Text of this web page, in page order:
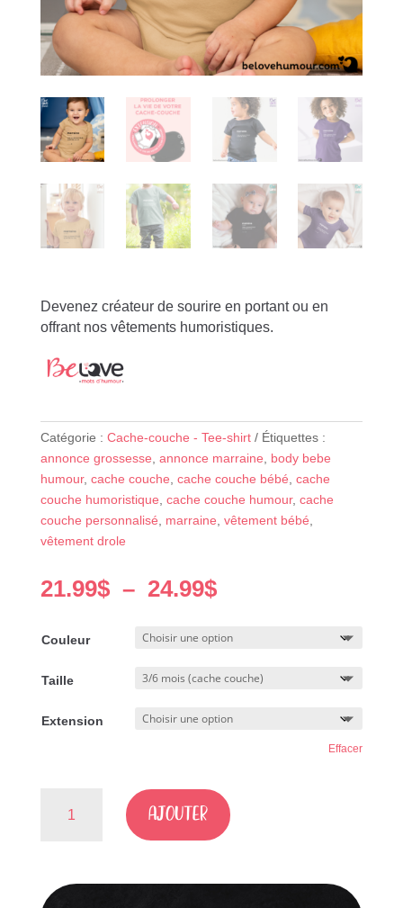
Devenez créateur de sourire en portant ou en
offrant nos vêtements humoristiques.
Catégorie : Cache-couche - Tee-shirt
Étiquettes :
annonce grossesse, annonce marraine, body bebe
humour, cache couche, cache couche bébé, cache
couche humoristique, cache couche humour, cache
couche personnalisé, marraine, vêtement bébé,
vêtement drole
21.99$ – 24.99$Plage
prix :
21.99$
à
24.99$
Couleur
Taille
Extension
Effacer
AJOUTER